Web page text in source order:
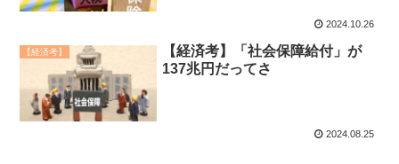
2024.10.26
【経済考】
【経済考】「社会保障給付」が
137兆円だってさ
2024.08.25